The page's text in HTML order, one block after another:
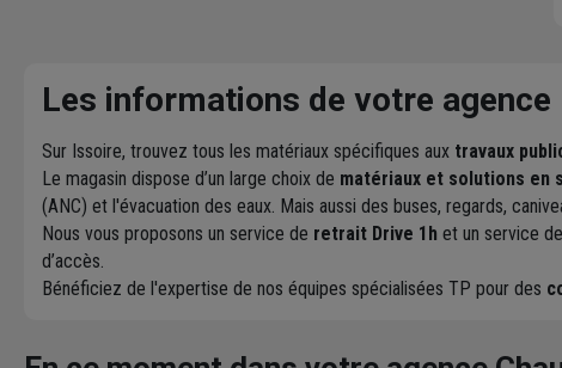
Les informations de votre agence
Sur Issoire, trouvez tous les matériaux spécifiques aux travaux
Le magasin dispose d’un large choix de matériaux et solutions en
(ANC) et l'évacuation des eaux. Mais aussi des buses, regards,
Nous vous proposons un service de retrait Drive 1h et un service de
d’accès.
Bénéficiez de l'expertise de nos équipes spécialisées TP pour des